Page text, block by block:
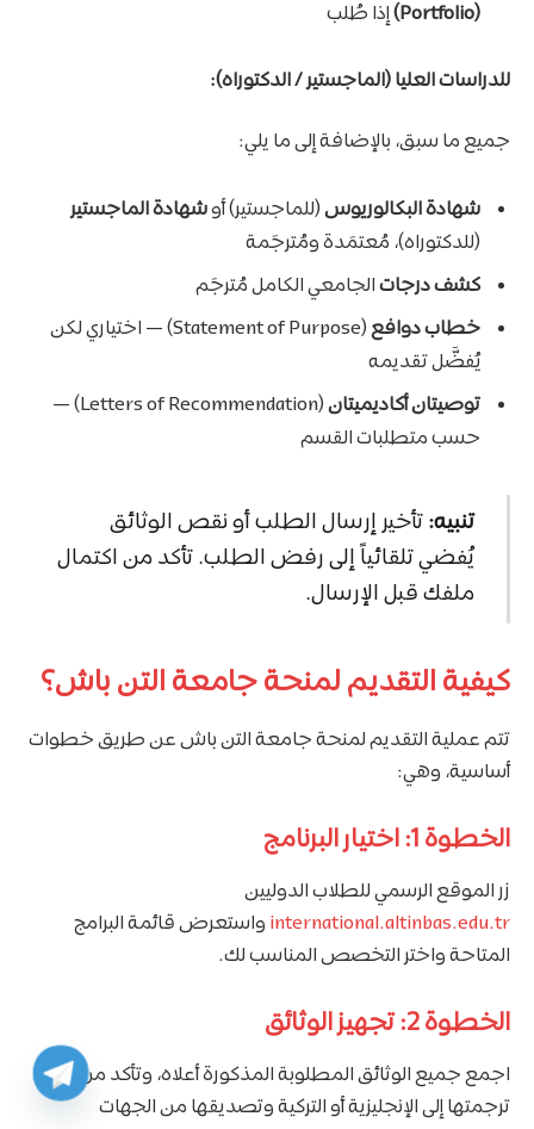
(Portfolio)
إذا طُلب
للدراسات العليا (الماجستير / الدكتوراه):
جميع ما سبق، بالإضافة إلى ما يلي:
شهادة البكالوريوس(للماجستير) أوشهادة الماجستير
(للدكتوراه)، مُعتمَدة ومُترجَمة
كشف درجاتالجامعي الكامل مُترجَم
خطاب دوافع
(Statement of Purpose) — اختياري لكن
يُفضَّل تقديمه
توصيتان أكاديميتان
(Letters of Recommendation) —
حسب متطلبات القسم
تنبيه:تأخير إرسال الطلب أو نقص الوثائق
يُفضي تلقائياً إلى رفض الطلب. تأكد من اكتمال
ملفك قبل الإرسال.
كيفية التقديم لمنحة جامعة التن باش؟
تتم عملية التقديم لمنحة جامعة التن باش عن طريق خطوات
أساسية، وهي:
الخطوة 1: اختيار البرنامج
زر الموقع الرسمي للطلاب الدوليين
international.altinbas.edu.tr واستعرض قائمة البرامج
المتاحة واختر التخصص المناسب لك.
الخطوة 2: تجهيز الوثائق
اجمع جميع الوثائق المطلوبة المذكورة أعلاه، وتأكد من
ترجمتها إلى الإنجليزية أو التركية وتصديقها من الجهات